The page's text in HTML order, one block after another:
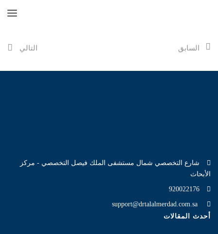
السابق التالي
شارع التخصصي شمال مستشفى الملك فيصل التخصصي - مركز
الأبحاث
920022176
أحدث المقالات